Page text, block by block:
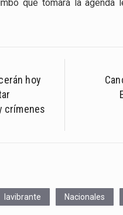
que tomará la agenda
hoy
crímenes
lavibrante Nacionales